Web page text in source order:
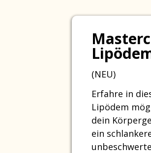
(NEU)
Erfahre in
Lipödem
dein
ein